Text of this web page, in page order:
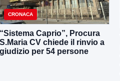
CRONACA
“Sistema Caprio”, Procura
S.Maria CV chiede il rinvio a
giudizio per 54 persone